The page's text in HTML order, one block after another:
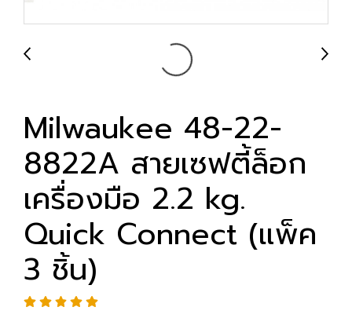
Milwaukee 48-22-
8822A สายเซฟตี้ล็อก
เครื่องมือ 2.2 kg.
Quick Connect (แพ็ค
3 ชิ้น)